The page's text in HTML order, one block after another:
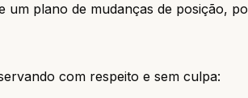
plano de mudanças de posição,
com respeito e sem culpa: